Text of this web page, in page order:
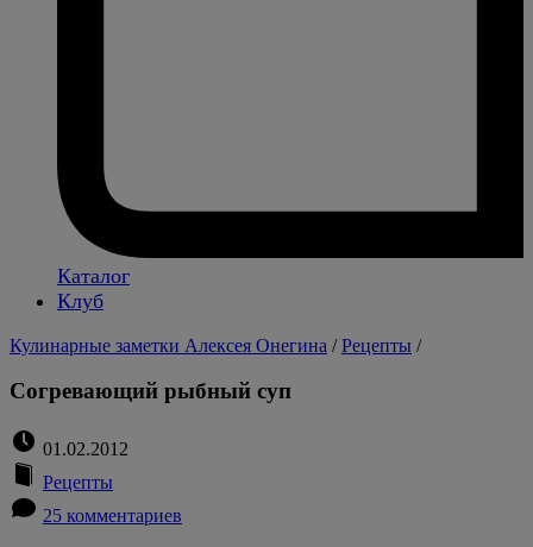
Каталог
Клуб
Кулинарные заметки Алексея Онегина /Рецепты /
Согревающий рыбный суп
01.02.2012
Рецепты
25 комментариев